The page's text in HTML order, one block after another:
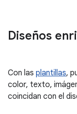
Diseños
Con las plantillas,
color, texto,
coincidan con el